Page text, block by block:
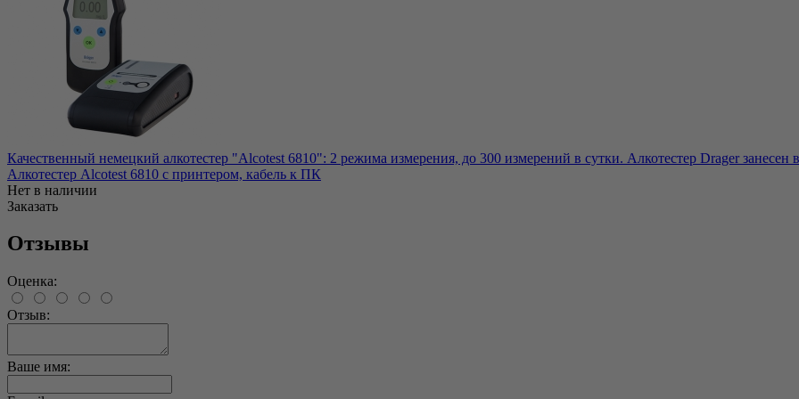
Качественный немецкий алкотестер "Alcotest 6810": 2 режима измерения, до 300 измерений в сутки. Алкотестер Drager занесен
Алкотестер Alcotest 6810 с принтером, кабель к ПК
Нет в наличии
Заказать
Отзывы
Оценка:
Отзыв:
Ваше имя: